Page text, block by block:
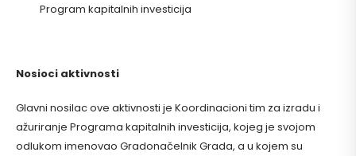
Program kapitalnih investicija
Nosioci aktivnosti
Glavni nosilac ove aktivnosti je Koordinacioni tim za izradu i
ažuriranje Programa kapitalnih investicija, kojeg je svojom
odlukom imenovao Gradonačelnik Grada, a u kojem su